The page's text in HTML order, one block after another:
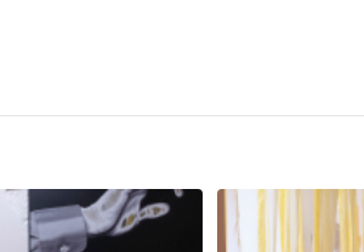
черепа и другие уникальные
сочные и горячие кадры как при